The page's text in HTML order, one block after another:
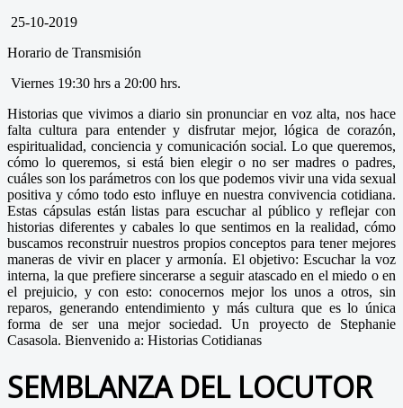
25-10-2019
Horario de Transmisión
Viernes 19:30 hrs a 20:00 hrs.
Historias que vivimos a diario sin pronunciar en voz alta, nos hace
falta cultura para entender y disfrutar mejor, lógica de corazón,
espiritualidad, conciencia y comunicación social. Lo que queremos,
cómo lo queremos, si está bien elegir o no ser madres o padres,
cuáles son los parámetros con los que podemos vivir una vida sexual
positiva y cómo todo esto influye en nuestra convivencia cotidiana.
Estas cápsulas están listas para escuchar al público y reflejar con
historias diferentes y cabales lo que sentimos en la realidad, cómo
buscamos reconstruir nuestros propios conceptos para tener mejores
maneras de vivir en placer y armonía. El objetivo: Escuchar la voz
interna, la que prefiere sincerarse a seguir atascado en el miedo o en
el prejuicio, y con esto: conocernos mejor los unos a otros, sin
reparos, generando entendimiento y más cultura que es lo única
forma de ser una mejor sociedad. Un proyecto de Stephanie
Casasola. Bienvenido a: Historias Cotidianas
SEMBLANZA DEL LOCUTOR